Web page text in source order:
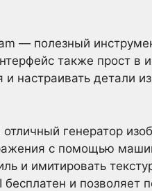
— полезный
также прост в
и настраивать детали
генератор
с помощью
и имитировать
и позволяет